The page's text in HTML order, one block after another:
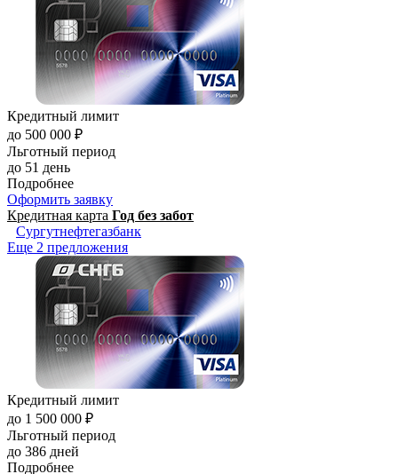
Кредитный лимит
до 500 000 ₽
Льготный период
до 51 день
Подробнее
Оформить заявку
Кредитная карта Год без забот
Сургутнефтегазбанк
Еще 2 предложения
Кредитный лимит
до 1 500 000 ₽
Льготный период
до 386 дней
Подробнее